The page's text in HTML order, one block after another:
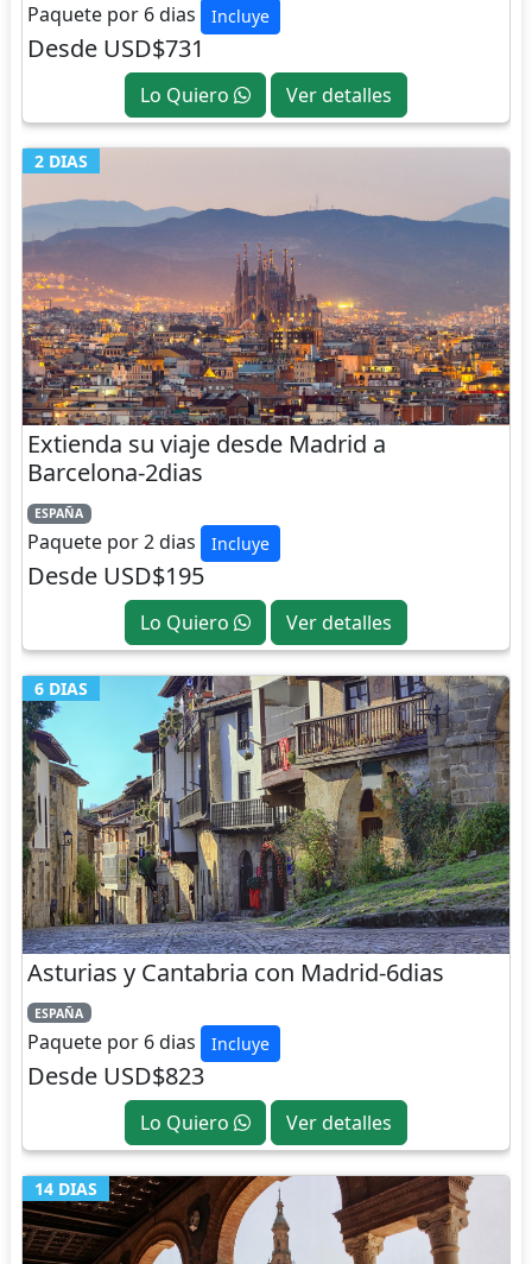
Paquete por 6 dias Incluye
Desde USD$731
Lo Quiero Ver detalles
2 DIAS
Extienda su viaje desde Madrid a
Barcelona-2dias
ESPAÑA
Paquete por 2 dias Incluye
Desde USD$195
Lo Quiero Ver detalles
6 DIAS
Asturias y Cantabria con Madrid-6dias
ESPAÑA
Paquete por 6 dias Incluye
Desde USD$823
Lo Quiero Ver detalles
14 DIAS